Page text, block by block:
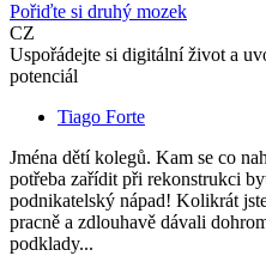
Pořiďte si druhý mozek
CZ
Uspořádejte si digitální život a
potenciál
Tiago Forte
Jména dětí kolegů. Kam se co
potřeba zařídit při rekonstrukci
podnikatelský nápad! Kolikrát
pracně a zdlouhavě dávali
podklady...